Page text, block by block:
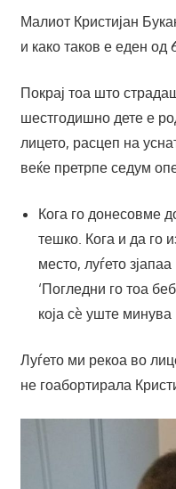
Малиот Кристијан
и како таков е еден од
Покрај тоа што
шестгодишно дете е
лицето, расцеп на
веќе претрпе седум
Кога го донесовме
тешко. Кога и да го
место, луѓето
‘Погледни го тоа
која сè уште
Луѓето ми рекоа во
не гоабортирала